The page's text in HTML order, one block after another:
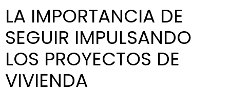
LA IMPORTANCIA DE
SEGUIR IMPULSANDO
LOS PROYECTOS DE
VIVIENDA